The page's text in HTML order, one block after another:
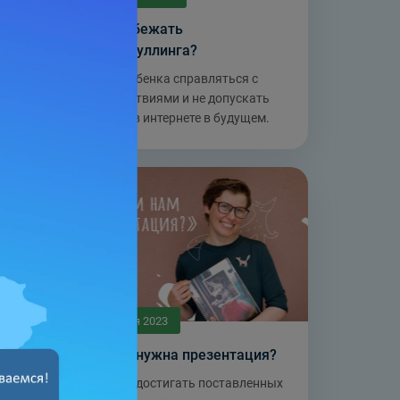
Как избежать
кибербуллинга?
Учим ребенка справляться с
последствиями и не допускать
травли в интернете в будущем.
6 июня 2023
Зачем нужна презентация?
Учимся достигать поставленных